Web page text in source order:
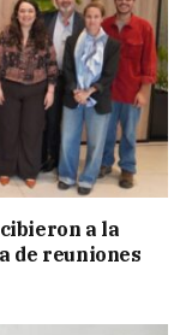
a la
de reuniones